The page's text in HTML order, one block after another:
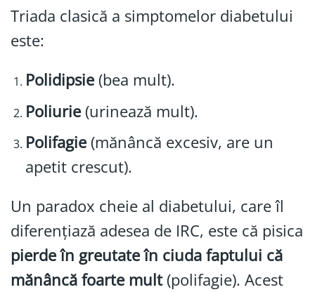
Triada clasică a simptomelor diabetului
este:
Polidipsie(bea mult).
Poliurie(urinează mult).
Polifagie(mănâncă excesiv, are un
apetit crescut).
Un paradox cheie al diabetului, care îl
diferențiază adesea de IRC, este că pisica
pierde în greutate în ciuda faptului că
mănâncă foarte mult(polifagie). Acest